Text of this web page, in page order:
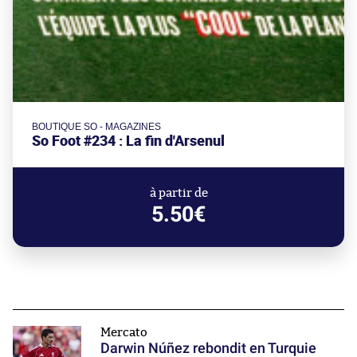
BOUTIQUE SO - MAGAZINES
So Foot #234 : La fin d'Arsenul
à partir de
5.50€
Mercato
Darwin Núñez rebondit en Turquie